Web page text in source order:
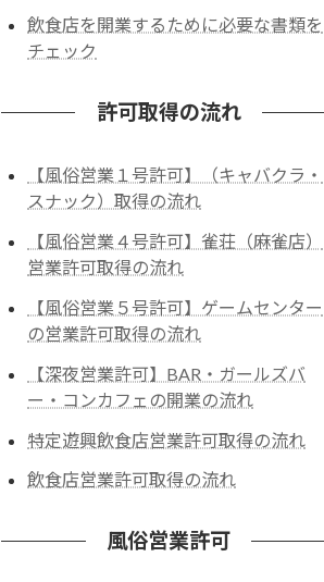
飲食店を開業するために必要な書類を
チェック
許可取得の流れ
【風俗営業１号許可】（キャバクラ・
スナック）取得の流れ
【風俗営業４号許可】雀荘（麻雀店）
営業許可取得の流れ
【風俗営業５号許可】ゲームセンター
の営業許可取得の流れ
【深夜営業許可】BAR・ガールズバ
ー・コンカフェの開業の流れ
特定遊興飲食店営業許可取得の流れ
飲食店営業許可取得の流れ
風俗営業許可